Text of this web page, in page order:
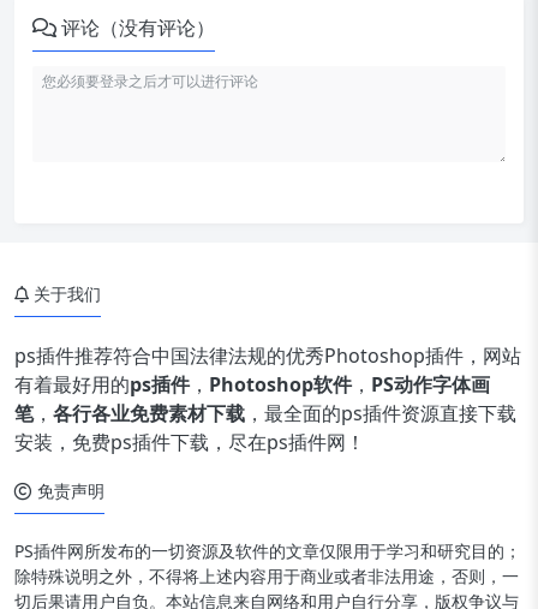
评论（没有评论）
关于我们
ps插件推荐符合中国法律法规的优秀Photoshop插件，网站
有着最好用的ps插件， Photoshop软件， PS动作字体画
笔， 各行各业免费素材下载 ，最全面的ps插件资源直接下载
安装，免费ps插件下载，尽在ps插件网！
免责声明
PS插件网所发布的一切资源及软件的文章仅限用于学习和研究目的；
除特殊说明之外，不得将上述内容用于商业或者非法用途，否则，一
切后果请用户自负。本站信息来自网络和用户自行分享，版权争议与